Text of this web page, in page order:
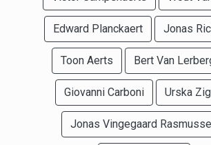
Edward Planckaert Jonas
Toon Aerts Bert Van
Giovanni Carboni Urska
Jonas Vingegaard